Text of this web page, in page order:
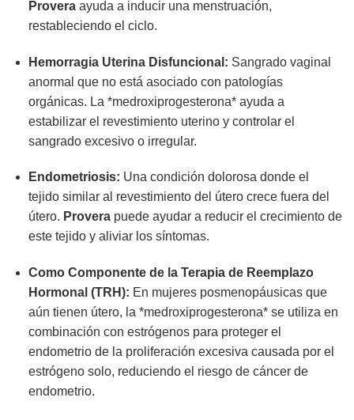
Proveraayuda a inducir una menstruación,
restableciendo el ciclo.
Hemorragia Uterina Disfuncional: Sangrado vaginal
anormal que no está asociado con patologías
orgánicas. La *medroxiprogesterona* ayuda a
estabilizar el revestimiento uterino y controlar el
sangrado excesivo o irregular.
Endometriosis: Una condición dolorosa donde el
tejido similar al revestimiento del útero crece fuera del
útero. Proverapuede ayudar a reducir el crecimiento de
este tejido y aliviar los síntomas.
Como Componente de la Terapia de Reemplazo
Hormonal (TRH): En mujeres posmenopáusicas que
aún tienen útero, la *medroxiprogesterona* se utiliza en
combinación con estrógenos para proteger el
endometrio de la proliferación excesiva causada por el
estrógeno solo, reduciendo el riesgo de cáncer de
endometrio.